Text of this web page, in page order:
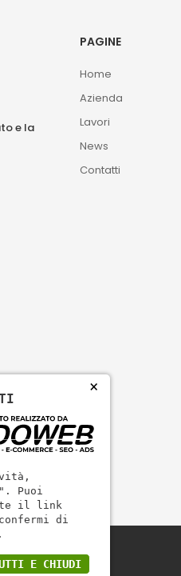
e la
PAGINE
Home
Azienda
Lavori
News
Contatti
×
Puoi
il link
di
.
E CHIUDI